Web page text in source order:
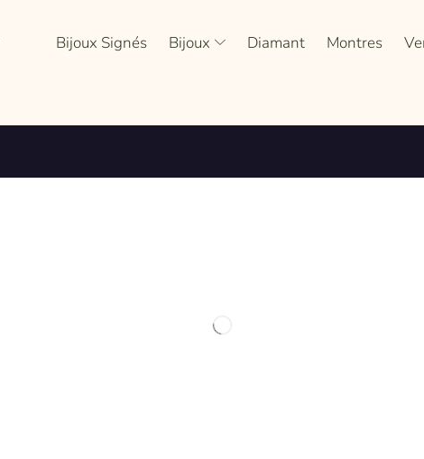
Bijoux Signés Bijoux Diamant Montres